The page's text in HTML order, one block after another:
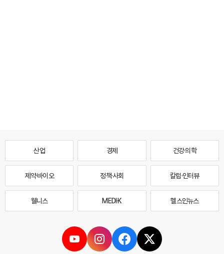
산업 경제 건강·의학
제약·바이오 정책·사회 칼럼·인터뷰
웰니스 MEDI·K 헬스인뉴스